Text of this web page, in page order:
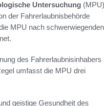
Untersuchung (MPU)
der Fahrerlaubnisbehörde
MPU nach schwerwiegenden
des Fahrerlaubnisinhabers
umfasst die MPU drei
geistige Gesundheit des